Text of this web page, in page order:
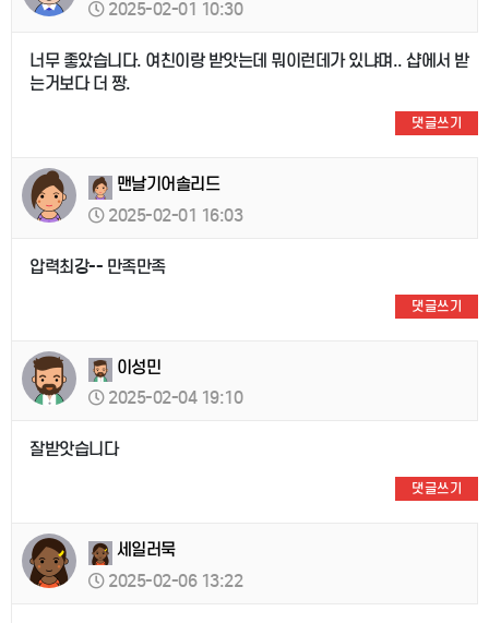
2025-02-01 10:30
너무 좋았습니다. 여친이랑 받앗는데 뭐이런데가 있냐며.. 샵에서 받
는거보다 더 짱.
댓글쓰기
맨날기어솔리드
2025-02-01 16:03
압력최강-- 만족만족
댓글쓰기
이성민
2025-02-04 19:10
잘받앗습니다
댓글쓰기
세일러묵
2025-02-06 13:22